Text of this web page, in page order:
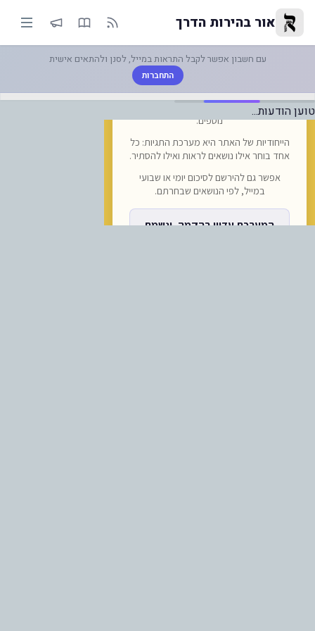
|-הכנה לתהליך המשא ומתן על
אור בהירות הדרך
עם חשבון אפשר לקבל התראות במייל, לסנן ולהתאים אישית
התחברות
טוען הודעות...